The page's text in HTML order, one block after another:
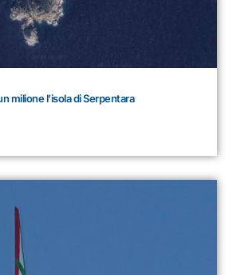
milione l’isola di Serpentara